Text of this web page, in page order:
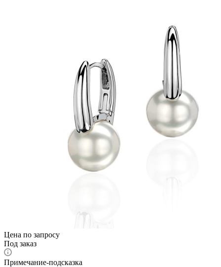
Цена по запросу
Под заказ
Примечание-подсказка